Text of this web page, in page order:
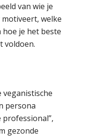
van wie je
welke
je het beste
voldoen.
veganistische
persona
professional”,
gezonde